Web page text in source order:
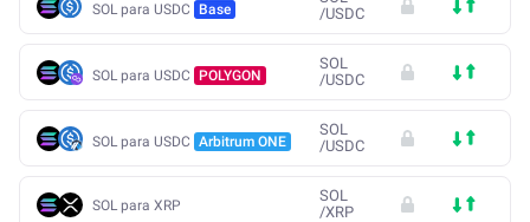
SOL para USDC Base
/USDC
SOL para USDC POLYGON
SOL
/USDC
SOL para USDC Arbitrum ONE
SOL
/USDC
SOL para XRP
SOL
/XRP